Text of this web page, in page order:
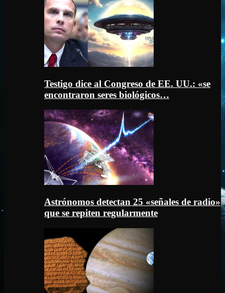
Testigo dice al Congreso de EE. UU.: «se
encontraron seres biológicos…
Astrónomos detectan 25 «señales de radio»
que se repiten regularmente